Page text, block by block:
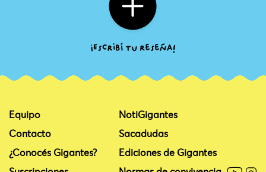
Equipo
Contacto
¿Conocés Gigantes?
NotiGigantes
Sacadudas
Ediciones de Gigantes